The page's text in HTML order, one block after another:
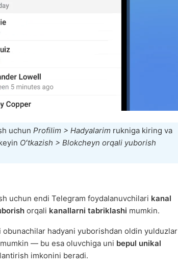
uchun Profilim > Hadyalarim rukniga kiring va
Oʻtkazish > Blokcheyn orqali yuborish
uchun endi Telegram foydalanuvchilari kanal
orqali kanallarni tabriklashi mumkin.
obunachilar hadyani yuborishdan oldin yulduzlar
mumkin — bu esa oluvchiga uni bepul unikal
imkonini beradi.